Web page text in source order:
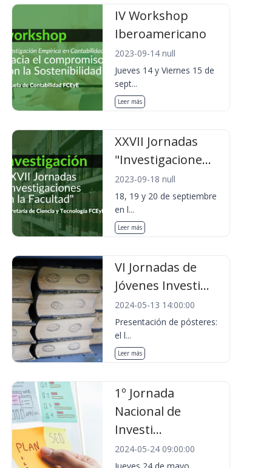
IV Workshop
Iberoamericano
2023-09-14 null
Jueves 14 y Viernes 15 de
sept...
Leer más
XXVII Jornadas
"Investigacione...
2023-09-18 null
18, 19 y 20 de septiembre
en l...
Leer más
VI Jornadas de
Jóvenes Investi...
2024-05-13 14:00:00
Presentación de pósteres:
el l...
Leer más
1º Jornada
Nacional de
Investi...
2024-05-24 09:00:00